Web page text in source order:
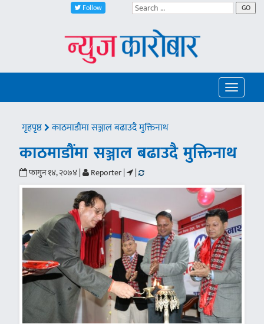
Follow GO
Toggle
गृहपृष्ठ काठमाडौंमा सञ्जाल बढाउदै मुक्तिनाथ
काठमाडौंमा सञ्जाल बढाउदै मुक्तिनाथ
फागुन १४, २०७४ | Reporter | |